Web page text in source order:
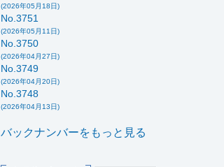
(2026年05月18日)
No.3751
(2026年05月11日)
No.3750
(2026年04月27日)
No.3749
(2026年04月20日)
No.3748
(2026年04月13日)
バックナンバーをもっと見る